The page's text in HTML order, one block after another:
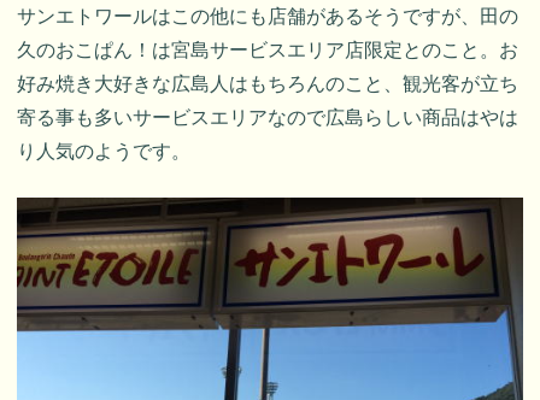
サンエトワールはこの他にも店舗があるそうですが、田の
久のおこぱん！は宮島サービスエリア店限定とのこと。お
好み焼き大好きな広島人はもちろんのこと、観光客が立ち
寄る事も多いサービスエリアなので広島らしい商品はやは
り人気のようです。